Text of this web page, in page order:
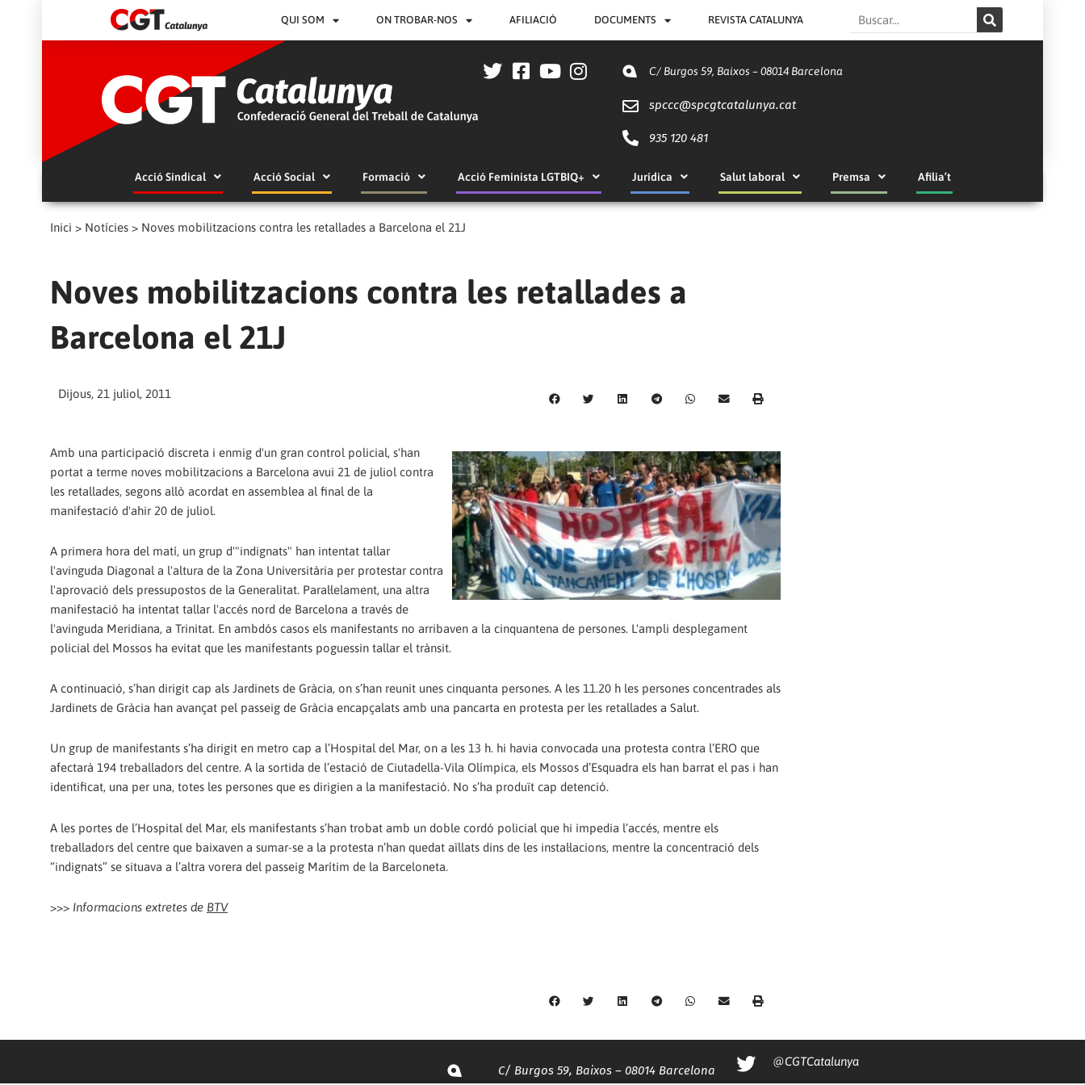
QUI SOM ON TROBAR-NOS AFILIACIÓ DOCUMENTS REVISTA CATALUNYA Search
C/ Burgos 59, Baixos – 08014 Barcelona
spccc@spcgtcatalunya.cat
935 120 481
Acció Sindical Acció Social Formació Acció Feminista LGTBIQ+ Jurídica Salut laboral Premsa Afilia’t
Inici > Notícies > Noves mobilitzacions contra les retallades a Barcelona el 21J
Noves mobilitzacions contra les retallades a
Barcelona el 21J
Dijous, 21 juliol, 2011
Amb una participació discreta i enmig d'un gran control policial, s'han
portat a terme noves mobilitzacions a Barcelona avui 21 de juliol contra
les retallades, segons allò acordat en assemblea al final de la
manifestació d'ahir 20 de juliol.
A primera hora del matí, un grup d'"indignats" han intentat tallar
l'avinguda Diagonal a l'altura de la Zona Universitària per protestar contra
l'aprovació dels pressupostos de la Generalitat. Paral·lelament, una altra
manifestació ha intentat tallar l'accés nord de Barcelona a través de
l'avinguda Meridiana, a Trinitat. En ambdós casos els manifestants no arribaven a la cinquantena de persones. L'ampli desplegament
policial del Mossos ha evitat que les manifestants poguessin tallar el trànsit.
A continuació, s’han dirigit cap als Jardinets de Gràcia, on s’han reunit unes cinquanta persones. A les 11.20 h les persones concentrades als
Jardinets de Gràcia han avançat pel passeig de Gràcia encapçalats amb una pancarta en protesta per les retallades a Salut.
Un grup de manifestants s’ha dirigit en metro cap a l’Hospital del Mar, on a les 13 h. hi havia convocada una protesta contra l’ERO que
afectarà 194 treballadors del centre. A la sortida de l’estació de Ciutadella-Vila Olímpica, els Mossos d’Esquadra els han barrat el pas i han
identificat, una per una, totes les persones que es dirigien a la manifestació. No s’ha produït cap detenció.
A les portes de l’Hospital del Mar, els manifestants s’han trobat amb un doble cordó policial que hi impedia l’accés, mentre els
treballadors del centre que baixaven a sumar-se a la protesta n’han quedat aïllats dins de les instal·lacions, mentre la concentració dels
“indignats” se situava a l’altra vorera del passeig Marítim de la Barceloneta.
>>> Informacions extretes de BTV
C/ Burgos 59, Baixos – 08014 Barcelona
@CGTCatalunya